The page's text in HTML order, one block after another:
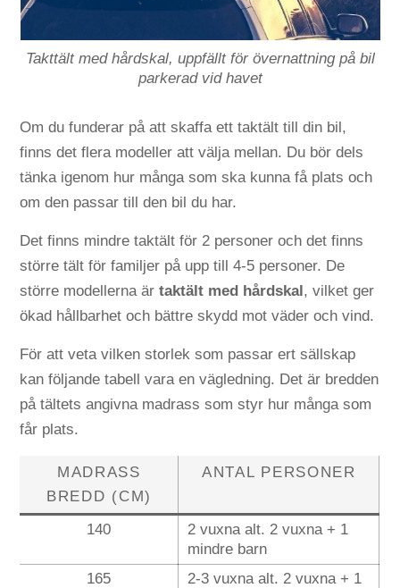
Takttält med hårdskal, uppfällt för övernattning på bil
parkerad vid havet
Om du funderar på att skaffa ett taktält till din bil,
finns det flera modeller att välja mellan. Du bör dels
tänka igenom hur många som ska kunna få plats och
om den passar till den bil du har.
Det finns mindre taktält för 2 personer och det finns
större tält för familjer på upp till 4-5 personer. De
större modellerna ärtaktält med hårdskal, vilket ger
ökad hållbarhet och bättre skydd mot väder och vind.
För att veta vilken storlek som passar ert sällskap
kan följande tabell vara en vägledning. Det är bredden
på tältets angivna madrass som styr hur många som
får plats.
MADRASS
BREDD (CM)
ANTAL PERSONER
140
2 vuxna alt. 2 vuxna + 1
mindre barn
165
2-3 vuxna alt. 2 vuxna + 1